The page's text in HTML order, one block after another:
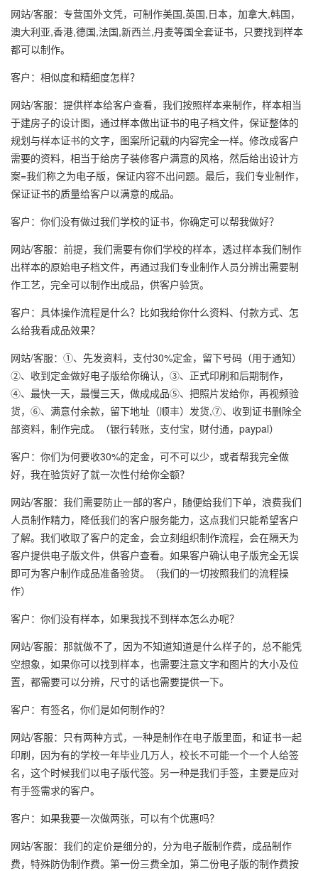
网站/客服：专营国外文凭，可制作美国,英国,日本，加拿大,韩国，
澳大利亚,香港,德国,法国,新西兰,丹麦等国全套证书，只要找到样本
都可以制作。
客户：相似度和精细度怎样？
网站/客服：提供样本给客户查看，我们按照样本来制作，样本相当
于建房子的设计图，通过样本做出证书的电子档文件，保证整体的
规划与样本证书的文字，图案所记载的内容完全一样。修改成客户
需要的资料，相当于给房子装修客户满意的风格，然后给出设计方
案=我们称之为电子版，保证内容不出问题。最后，我们专业制作，
保证证书的质量给客户以满意的成品。
客户：你们没有做过我们学校的证书，你确定可以帮我做好？
网站/客服：前提，我们需要有你们学校的样本，透过样本我们制作
出样本的原始电子档文件，再通过我们专业制作人员分辨出需要制
作工艺，完全可以制作出成品，供客户验货。
客户：具体操作流程是什么？比如我给你什么资料、付款方式、怎
么给我看成品效果？
网站/客服：①、先发资料，支付30%定金，留下号码（用于通知）
②、收到定金做好电子版给你确认，③、正式印刷和后期制作，
④、最快一天，最慢三天，做成成品⑤、把照片发给你，再视频验
货，⑥、满意付余款，留下地址（顺丰）发货,⑦、收到证书删除全
部资料，制作完成。（银行转账，支付宝，财付通，paypal）
客户：你们为何要收30%的定金，可不可以少，或者帮我完全做
好，我在验货好了就一次性付给你全额？
网站/客服：我们需要防止一部的客户，随便给我们下单，浪费我们
人员制作精力，降低我们的客户服务能力，这点我们只能希望客户
了解。我们收取了客户的定金，会立刻组织制作流程，会在隔天为
客户提供电子版文件，供客户查看。如果客户确认电子版完全无误
即可为客户制作成品准备验货。（我们的一切按照我们的流程操
作）
客户：你们没有样本，如果我找不到样本怎么办呢？
网站/客服：那就做不了，因为不知道知道是什么样子的，总不能凭
空想象，如果你可以找到样本，也需要注意文字和图片的大小及位
置，都需要可以分辨，尺寸的话也需要提供一下。
客户：有签名，你们是如何制作的？
网站/客服：只有两种方式，一种是制作在电子版里面，和证书一起
印刷，因为有的学校一年毕业几万人，校长不可能一个一个人给签
名，这个时候我们以电子版代签。另一种是我们手签，主要是应对
有手签需求的客户。
客户：如果我要一次做两张，可以有个优惠吗？
网站/客服：我们的定价是细分的，分为电子版制作费，成品制作
费，特殊防伪制作费。第一份三费全加，第二份电子版的制作费按